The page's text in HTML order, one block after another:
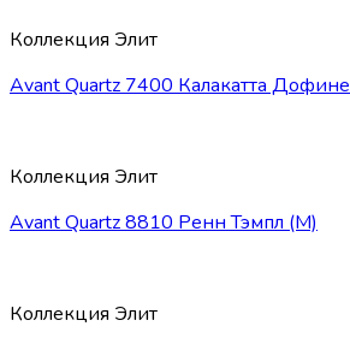
Коллекция Элит
Avant Quartz 7400 Калакатта Дофине
Коллекция Элит
Avant Quartz 8810 Ренн Тэмпл (М)
Коллекция Элит